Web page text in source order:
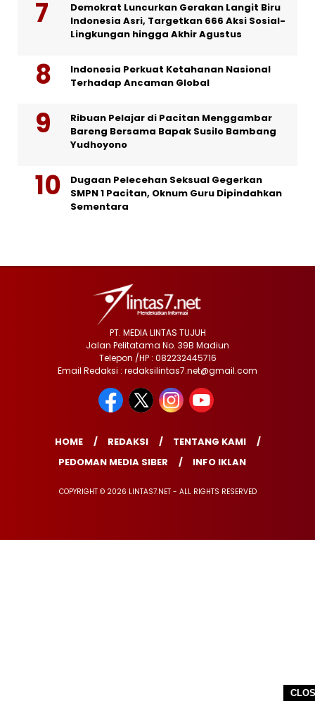
Demokrat Luncurkan Gerakan Langit Biru
Indonesia Asri, Targetkan 666 Aksi Sosial-
Lingkungan hingga Akhir Agustus
Indonesia Perkuat Ketahanan Nasional
Terhadap Ancaman Global
Ribuan Pelajar di Pacitan Menggambar
Bareng Bersama Bapak Susilo Bambang
Yudhoyono
Dugaan Pelecehan Seksual Gegerkan
SMPN 1 Pacitan, Oknum Guru Dipindahkan
Sementara
PT. MEDIA LINTAS TUJUH
Jalan Pelitatama No. 39B Madiun
Telepon /HP : 082232445716
Email Redaksi : redaksilintas7.net@gmail.com
HOME REDAKSI
TENTANG KAMI
PEDOMAN MEDIA SIBER
INFO IKLAN
COPYRIGHT © 2026 LINTAS7.NET - ALL RIGHTS RESERVED